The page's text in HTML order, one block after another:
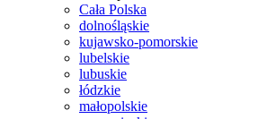
Cała Polska
dolnośląskie
kujawsko-pomorskie
lubelskie
lubuskie
łódzkie
małopolskie